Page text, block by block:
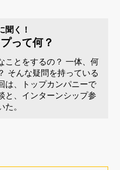
聞く！
って何？
ことをするの？ 一体、何
そんな疑問を持っている
は、トップカンパニーで
と、インターンシップ参
。